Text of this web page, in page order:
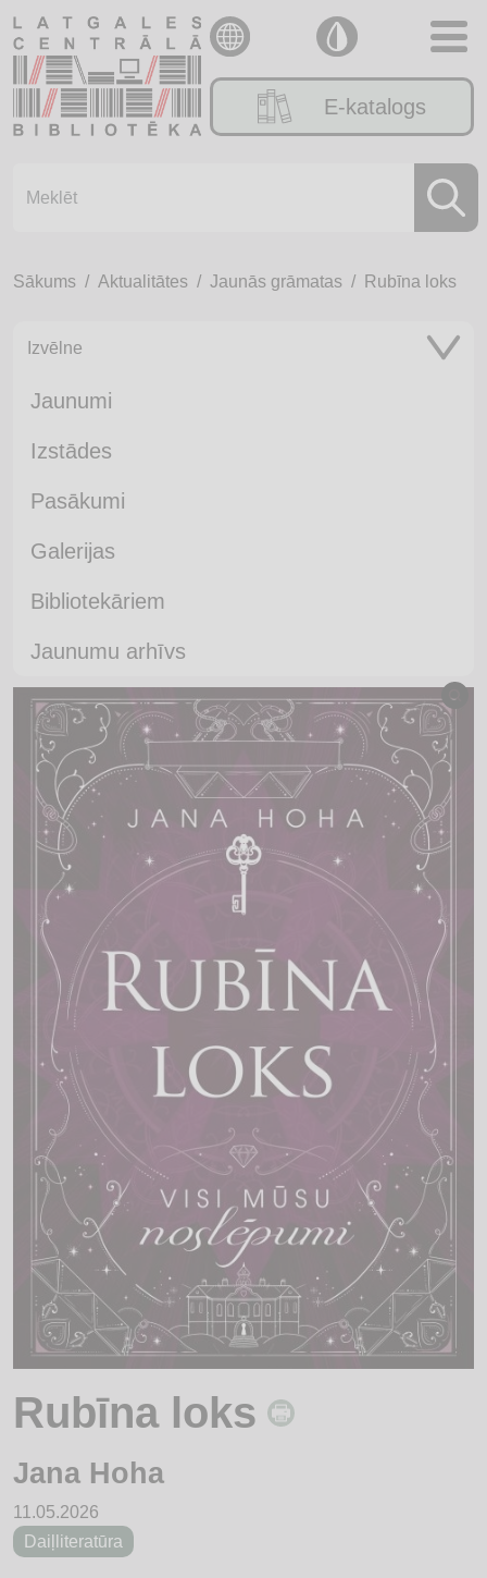
E-katalogs
Sākums Aktualitātes Jaunās grāmatas Rubīna loks
Izvēlne
Jaunumi
Izstādes
Pasākumi
Galerijas
Bibliotekāriem
Jaunumu arhīvs
Rubīna loks
Jana Hoha
11.05.2026
Daiļliteratūra